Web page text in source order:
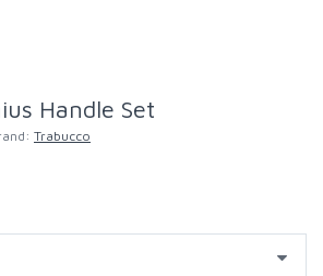
Handle Set
Trabucco